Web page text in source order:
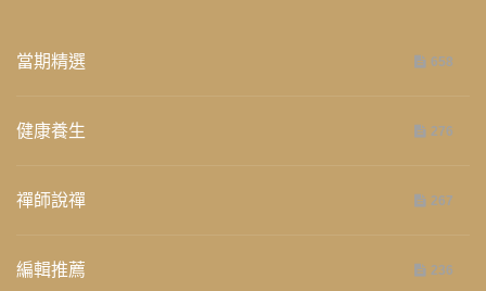
當期精選 658
健康養生 276
禪師說禪 267
編輯推薦 236